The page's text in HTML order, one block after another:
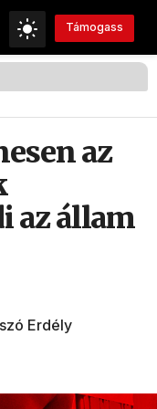
Támogass
az
az állam
Erdély